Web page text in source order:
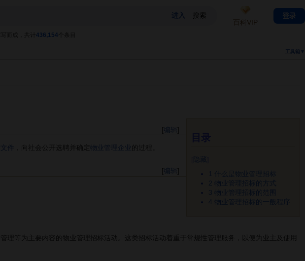
而成，共计 436,154 个条目
工具箱▼
1 什么是物业管理招标
2
物业管理招标的方式
3
物业管理招标的范围
4
物业管理招标的一般程序
[编辑
件 ，向社会公开选聘并确定 物业管理企业的过程。
[编辑
理等为主要内容的物业管理招标活动。这类招标活动着重于常规性管理服务，以便为业主及使用
百科VIP
登录